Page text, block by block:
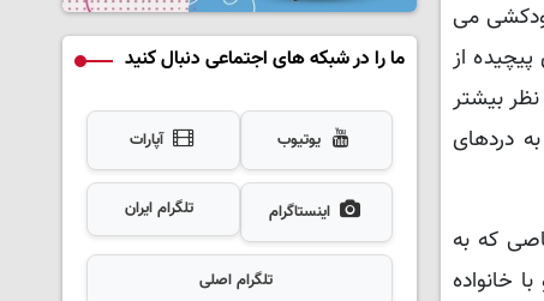
می
از
بیشتر
دردهای
که به
خانواده
ما را در شبکه های اجتماعی دنبال کنید
یوتیوب آپارات
اینستاگرام تلگرام ایران
تلگرام اصلی